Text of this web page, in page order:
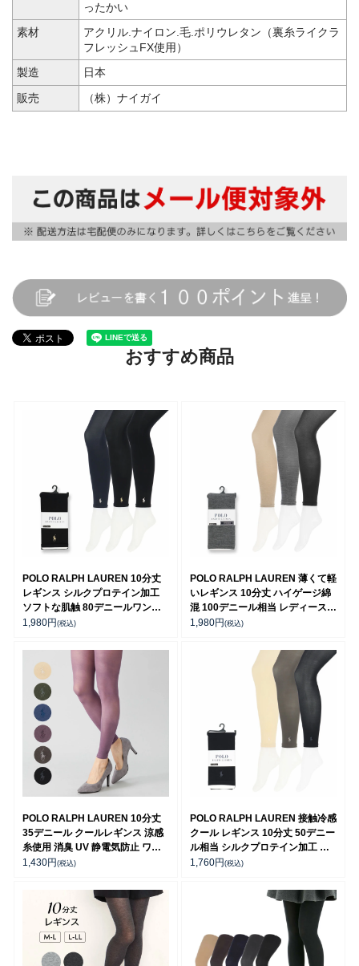
ったかい
素材
アクリル.ナイロン.毛.ポリウレタン（裏糸ライクラ
フレッシュFX使用）
製造
日本
販売
（株）ナイガイ
おすすめ商品
POLO RALPH LAUREN 10分丈
レギンス シルクプロテイン加工
ソフトな肌触 80デニールワンポ
イント刺繍 レディース 01842580
1,980円(税込)
POLO RALPH LAUREN 薄くて軽
いレギンス 10分丈 ハイゲージ綿
混 100デニール相当 レディース
01841591
1,980円(税込)
POLO RALPH LAUREN 10分丈
35デニール クールレギンス 涼感
糸使用 消臭 UV 静電気防止 ワン
ポイント刺繍 レディース
1,430円(税込)
POLO RALPH LAUREN 接触冷感
クール レギンス 10分丈 50デニー
ル相当 シルクプロテイン加工 ワ
ンポイント刺繍 ウエスト幅広ゴム
1,760円(税込)